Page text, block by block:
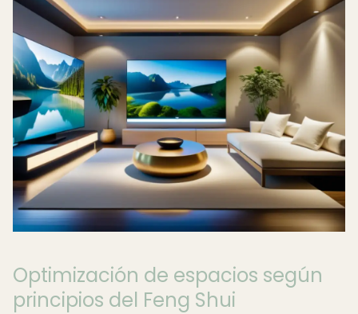
Optimización de espacios según
principios del Feng Shui